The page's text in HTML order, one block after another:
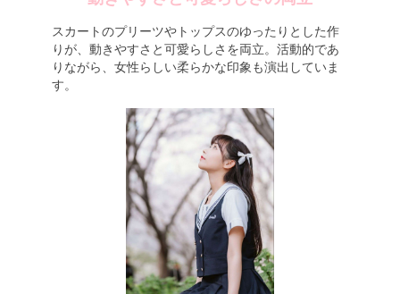
スカートのプリーツやトップスのゆったりとした作
りが、動きやすさと可愛らしさを両立。活動的であ
りながら、女性らしい柔らかな印象も演出していま
す。